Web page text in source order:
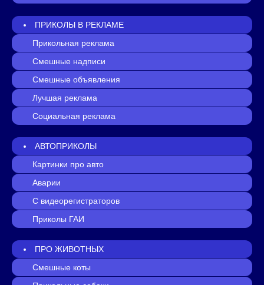
ПРИКОЛЫ В РЕКЛАМЕ
Прикольная реклама
Смешные надписи
Смешные объявления
Лучшая реклама
Социальная реклама
АВТОПРИКОЛЫ
Картинки про авто
Аварии
С видеорегистраторов
Приколы ГАИ
ПРО ЖИВОТНЫХ
Смешные коты